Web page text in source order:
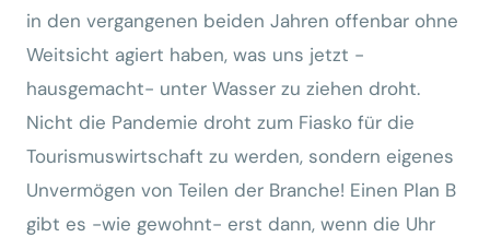
in den vergangenen beiden Jahren offenbar ohne
Weitsicht agiert haben, was uns jetzt -
hausgemacht- unter Wasser zu ziehen droht.
Nicht die Pandemie droht zum Fiasko für die
Tourismuswirtschaft zu werden, sondern eigenes
Unvermögen von Teilen der Branche! Einen Plan B
gibt es -wie gewohnt- erst dann, wenn die Uhr